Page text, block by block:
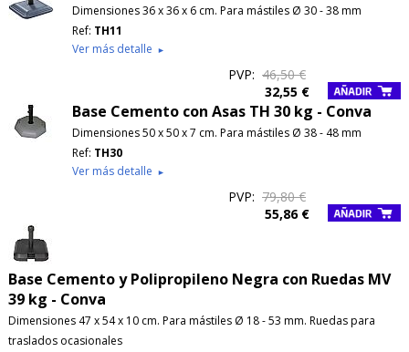
Dimensiones 36 x 36 x 6 cm. Para mástiles Ø 30 - 38 mm
Ref: TH11
Ver más detalle ►
PVP: 46,50 €
32,55 €
Base Cemento con Asas TH 30 kg - Conva
Dimensiones 50 x 50 x 7 cm. Para mástiles Ø 38 - 48 mm
Ref: TH30
Ver más detalle ►
PVP: 79,80 €
55,86 €
Base Cemento y Polipropileno Negra con Ruedas MV
39 kg - Conva
Dimensiones 47 x 54 x 10 cm. Para mástiles Ø 18 - 53 mm. Ruedas para
traslados ocasionales